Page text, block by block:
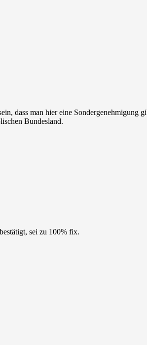
dass man hier eine
Bundesland.
sei zu 100% fix.